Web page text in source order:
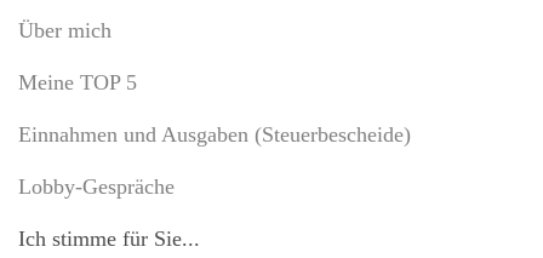
Über mich
Meine TOP 5
Einnahmen und Ausgaben (Steuerbescheide)
Lobby-Gespräche
Ich stimme für Sie...